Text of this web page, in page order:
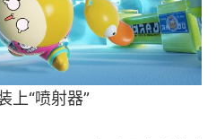
上“喷射器”